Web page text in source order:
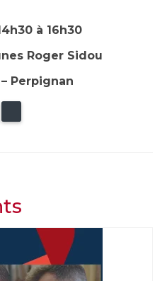
à 16h30
Roger Sidou
Perpignan
aux favoris